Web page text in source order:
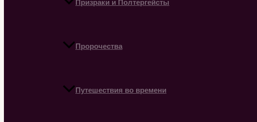
Призраки и Полтергейсты
Пророчества
Путешествия во времени